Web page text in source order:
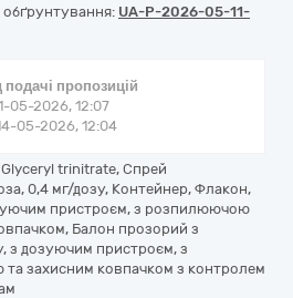
обґрунтування: UA-P-2026-05-11-
подачі пропозицій
05-2026, 12:07
05-2026, 12:04
Glyceryl trinitrate, Спрей
0,4 мг/дозу, Контейнер, Флакон,
пристроєм, з розпилюючою
Балон прозорий з
з дозуючим пристроєм, з
захисним ковпачком з контролем